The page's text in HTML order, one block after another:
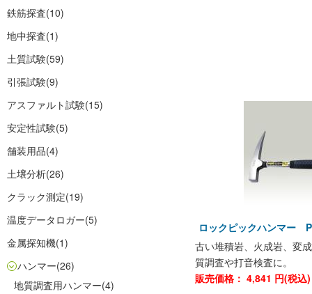
鉄筋探査(10)
地中探査(1)
土質試験(59)
引張試験(9)
アスファルト試験(15)
安定性試験(5)
舗装用品(4)
土壌分析(26)
クラック測定(19)
温度データロガー(5)
金属探知機(1)
ハンマー(26)
地質調査用ハンマー(4)
ロックピックハンマ
古い堆積岩、火成岩、変
質調査や打音検査に。
販売価格： 4,841 円(税